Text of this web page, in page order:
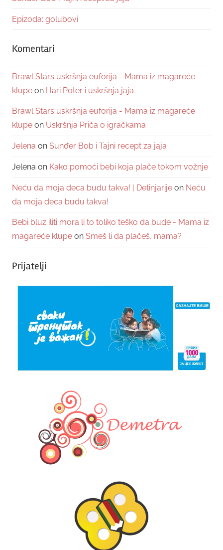
Epizoda: golubovi
Komentari
Brawl Stars uskršnja euforija - Mama iz magareće
klupe on Hari Poter i uskršnja jaja
Brawl Stars uskršnja euforija - Mama iz magareće
klupe on Uskršnja Priča o igračkama
Jelena on Sunđer Bob i Tajni recept za jaja
Jelena on Kako pomoći bebi koja plače tokom vožnje
Neću da moja deca budu takva! | Detinjarije on Neću
da moja deca budu takva!
Bebi bluz iliti mora li to toliko teško da bude - Mama iz
magareće klupe on Smeš li da plačeš, mama?
Prijatelji